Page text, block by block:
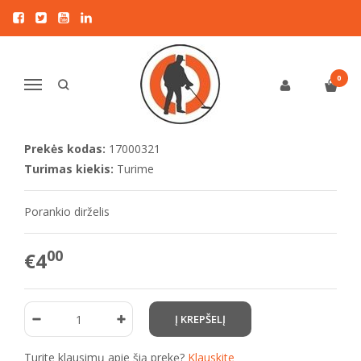
Navigacija
0
Pagrindinis KITI PRIEDAI
PORANKIO DIRŽELIS
Į NORŲ SĄRAŠĄ
Prekės kodas: 17000321
Turimas kiekis: Turime
Porankio dirželis
€400
Turite klausimų apie šią prekę? Klauskite